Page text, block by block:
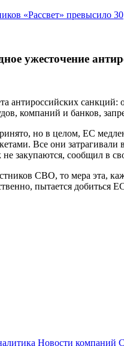
«Рассвет» превысило 30
ужесточение
антироссийских
компаний и банков,
но в целом, ЕС
Все они
закупаются, сообщил в
СВО, то мера эта,
пытается
Новости компаний